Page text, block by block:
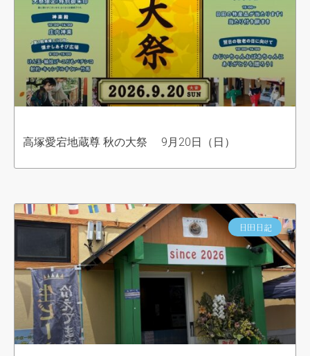
高塚愛宕地蔵尊 秋の大祭 9月20日（日）
日田日記